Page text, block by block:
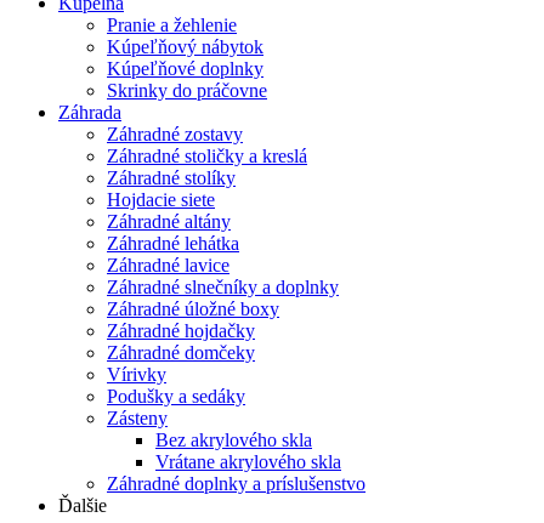
Pranie a žehlenie
Kúpeľňový nábytok
Kúpeľňové doplnky
Skrinky do práčovne
Záhrada
Záhradné zostavy
Záhradné stoličky a kreslá
Záhradné stolíky
Hojdacie siete
Záhradné altány
Záhradné lehátka
Záhradné lavice
Záhradné slnečníky a doplnky
Záhradné úložné boxy
Záhradné hojdačky
Záhradné domčeky
Vírivky
Podušky a sedáky
Zásteny
Bez akrylového skla
Vrátane akrylového skla
Záhradné doplnky a príslušenstvo
Ďalšie